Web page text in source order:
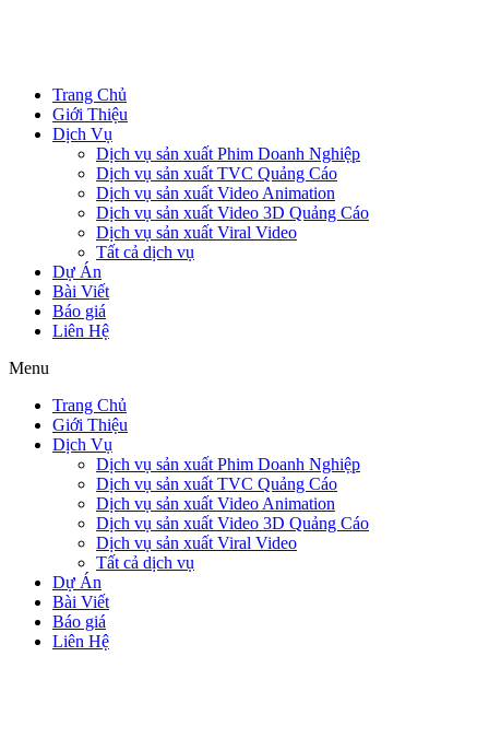
Trang Chủ
Giới Thiệu
Dịch Vụ
Dịch vụ sản xuất Phim Doanh Nghiệp
Dịch vụ sản xuất TVC Quảng Cáo
Dịch vụ sản xuất Video Animation
Dịch vụ sản xuất Video 3D Quảng Cáo
Dịch vụ sản xuất Viral Video
Tất cả dịch vụ
Dự Án
Bài Viết
Báo giá
Liên Hệ
Menu
Trang Chủ
Giới Thiệu
Dịch Vụ
Dịch vụ sản xuất Phim Doanh Nghiệp
Dịch vụ sản xuất TVC Quảng Cáo
Dịch vụ sản xuất Video Animation
Dịch vụ sản xuất Video 3D Quảng Cáo
Dịch vụ sản xuất Viral Video
Tất cả dịch vụ
Dự Án
Bài Viết
Báo giá
Liên Hệ